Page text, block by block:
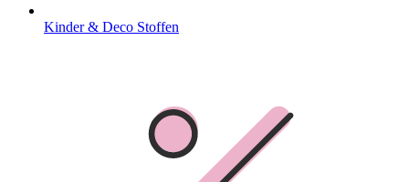
Kinder & Deco Stoffen